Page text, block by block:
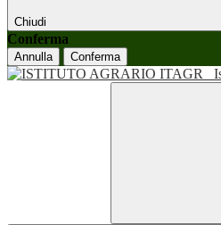
Chiudi
Conferma
Annulla Conferma